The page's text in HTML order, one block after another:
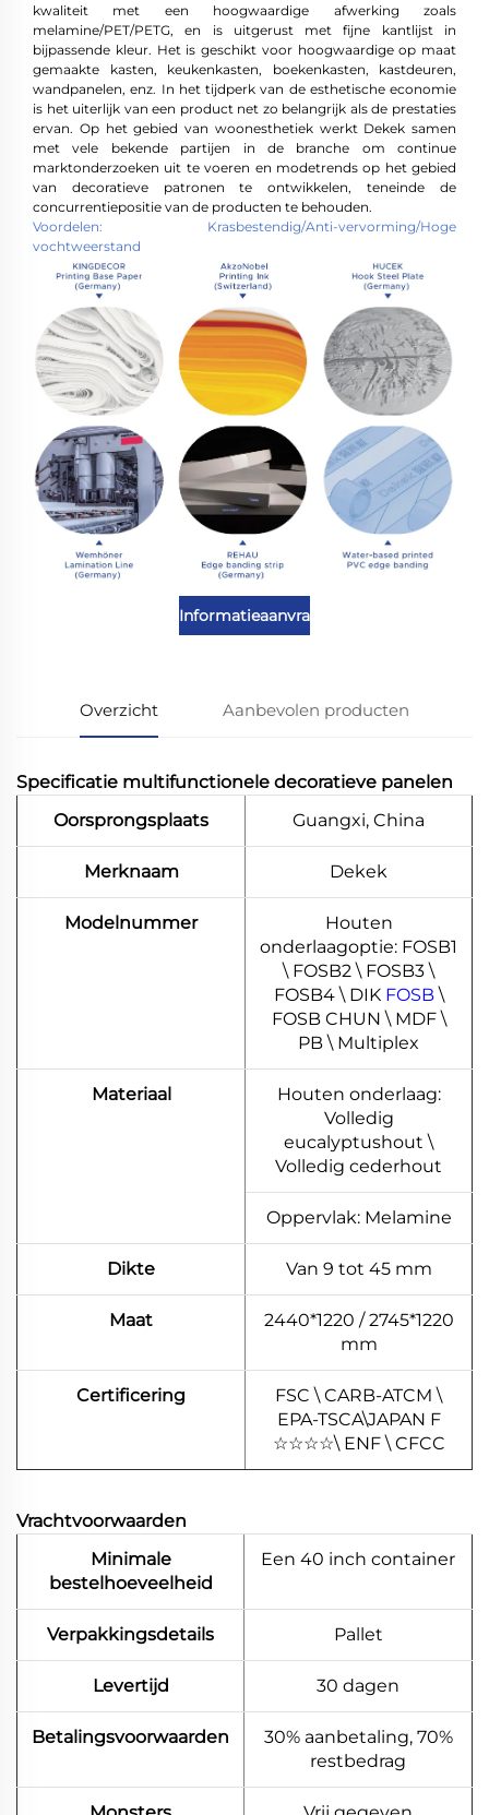
kwaliteit met een hoogwaardige afwerking zoals
melamine/PET/PETG, en is uitgerust met fijne kantlijst in
bijpassende kleur. Het is geschikt voor hoogwaardige op maat
gemaakte kasten, keukenkasten, boekenkasten, kastdeuren,
wandpanelen, enz. In het tijdperk van de esthetische economie
is het uiterlijk van een product net zo belangrijk als de prestaties
ervan. Op het gebied van woonesthetiek werkt Dekek samen
met vele bekende partijen in de branche om continue
marktonderzoeken uit te voeren en modetrends op het gebied
van decoratieve patronen te ontwikkelen, teneinde de
concurrentiepositie van de producten te behouden.
Voordelen: Krasbestendig/Anti-vervorming/Hoge
vochtweerstand
Informatieaanvraag
Overzicht Aanbevolen producten
Specificatie multifunctionele decoratieve panelen
Oorsprongsplaats
Guangxi, China
Merknaam Dekek
Modelnummer
Houten
onderlaagoptie: FOSB1
\ FOSB2 \ FOSB3 \
FOSB4 \ DIK FOSB \
FOSB CHUN \ MDF \
PB \ Multiplex
Materiaal
Houten onderlaag:
Volledig
eucalyptushout \
Volledig cederhout
Oppervlak: Melamine
Dikte Van 9 tot 45 mm
Maat
2440*1220 / 2745*1220
mm
Certificering
FSC \ CARB-ATCM \
EPA-TSCA\JAPAN F
☆☆☆☆\ ENF \ CFCC
Vrachtvoorwaarden
Minimale
bestelhoeveelheid
Een 40 inch container
Verpakkingsdetails Pallet
Levertijd 30 dagen
Betalingsvoorwaarden
30% aanbetaling, 70%
restbedrag